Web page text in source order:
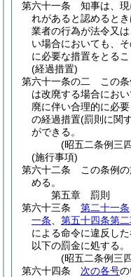
第六十一条
知事は、
れがあると認めると
業者の行為が法令又
い場合においても、
に必要な措置をとる
(経過措置)
第六十一条の二
この
は改廃する場合にお
廃に伴い合理的に必
の経過措置(罰則に関
ができる。
(昭五二条例三
(施行事項)
第六十二条
この条例
める。
第五章
罰則
第六十三条
第二十一条
一条
第五十四条第
による命令に違反し
以下の罰金に処する。
(昭五二条例三
第六十四条
次の各号